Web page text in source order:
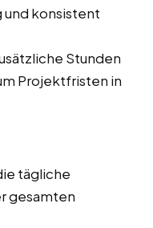
und konsistent
Stunden
Projektfristen in
tägliche
gesamten